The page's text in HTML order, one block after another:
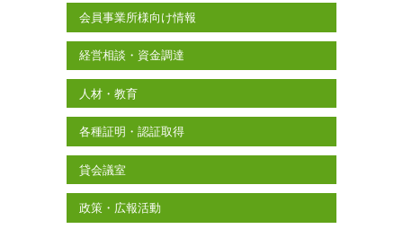
会員事業所様向け情報
経営相談・資金調達
人材・教育
各種証明・認証取得
貸会議室
政策・広報活動